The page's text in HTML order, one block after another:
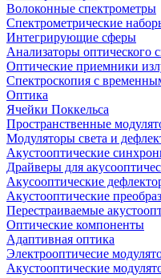
Волоконные спектрометры
Спектрометрические
Интегрирующие сферы
Анализаторы оптического
Оптические приемники
Спектроскопия с
Оптика
Ячейки Поккельса
Пространственные
Модуляторы света и
Акустооптические
Драйверы для
Акусооптические
Акустооптические
Перестраиваемые
Оптические компоненты
Адаптивная оптика
Электрооптичесие
Акустооптические